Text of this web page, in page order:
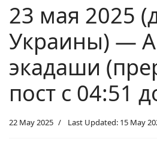
23 мая 2025
Украины) —
экадаши
пост с 04:51
22 May 2025 Last Updated: 15 May